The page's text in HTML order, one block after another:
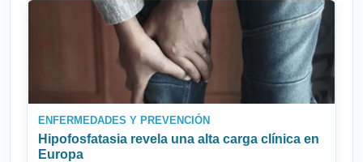
ENFERMEDADES Y PREVENCIÓN
Hipofosfatasia revela una alta carga clínica en
Europa